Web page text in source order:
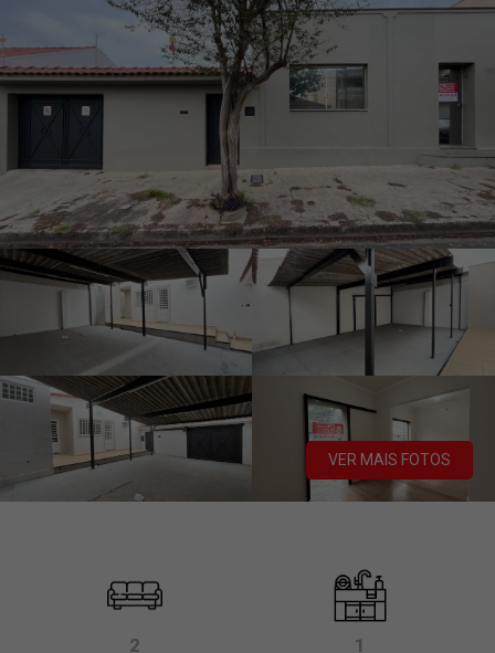
VER MAIS FOTOS
2 1